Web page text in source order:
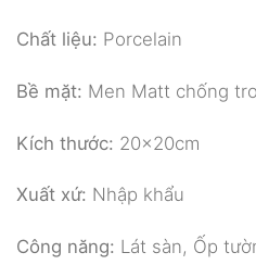
Chất liệu: Porcelain
Bề mặt: Men Matt chống
Kích thước: 20x20cm
Xuất xứ: Nhập khẩu
Công năng: Lát sàn, Ốp